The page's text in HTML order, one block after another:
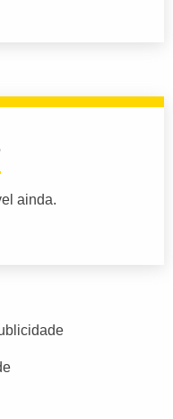
ainda.